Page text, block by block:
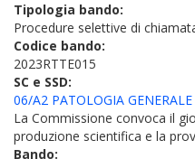
Tipologia bando:
Procedure selettive di
Codice bando:
2023RTTE015
SC e SSD:
06/A2 PATOLOGIA
La Commissione convoca il
produzione scientifica e la
Bando: